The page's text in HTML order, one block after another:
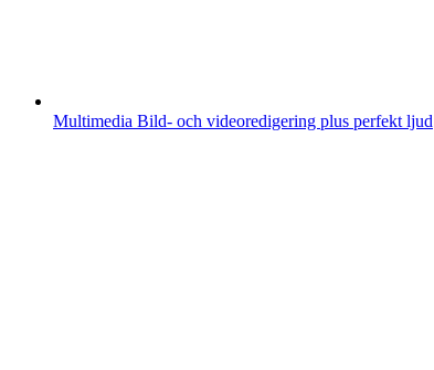
Multimedia Bild- och videoredigering plus perfekt ljud